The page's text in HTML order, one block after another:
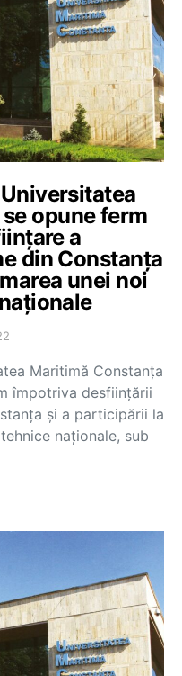
opune ferm
a
din Constanța
unei noi
Maritimă Constanța
împotriva desființării
și a participării la
naționale, sub